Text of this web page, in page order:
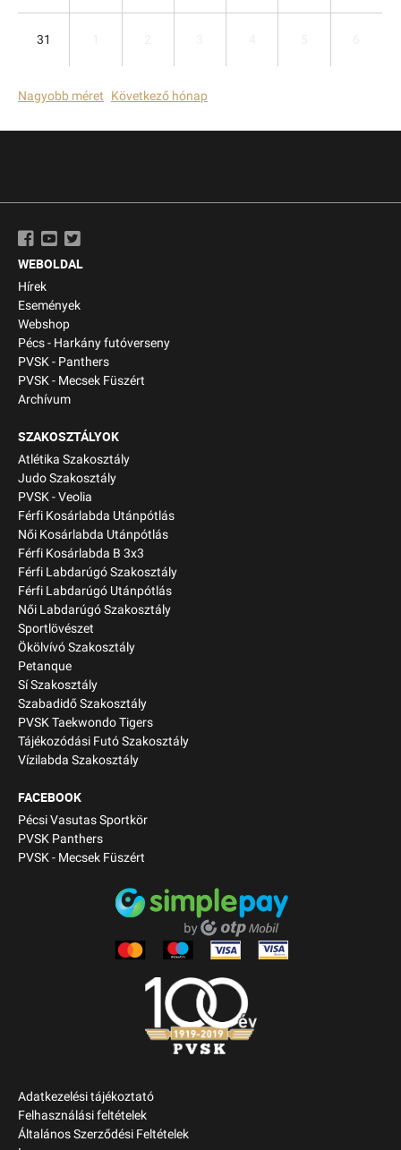
31
Nagyobb méret Következő hónap
WEBOLDAL
Hírek
Események
Webshop
Pécs - Harkány futóverseny
PVSK - Panthers
PVSK - Mecsek Füszért
Archívum
SZAKOSZTÁLYOK
Atlétika Szakosztály
Judo Szakosztály
PVSK - Veolia
Férfi Kosárlabda Utánpótlás
Női Kosárlabda Utánpótlás
Férfi Kosárlabda B 3x3
Férfi Labdarúgó Szakosztály
Férfi Labdarúgó Utánpótlás
Női Labdarúgó Szakosztály
Sportlövészet
Ökölvívó Szakosztály
Petanque
Sí Szakosztály
Szabadidő Szakosztály
PVSK Taekwondo Tigers
Tájékozódási Futó Szakosztály
Vízilabda Szakosztály
FACEBOOK
Pécsi Vasutas Sportkör
PVSK Panthers
PVSK - Mecsek Füszért
Adatkezelési tájékoztató
Felhasználási feltételek
Általános Szerződési Feltételek